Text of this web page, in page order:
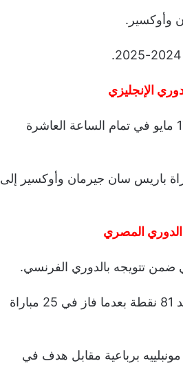
وأوكسير.
الإنجليزي
ومن المقرر أن تنطلق فعاليات المباراة المرتقبة مساء السبت 17 مايو في تمام الساعة العاشرة
باريس سان جيرمان وأوكسير إلى
المصري
ضمن تتويجه بالدوري الفرنسي.
بينما يدخل البي أس جي المباراة وهو يحتل صدارة الجدول برصيد 81 نقطة بعدما فاز في 25 مباراة
برباعية مقابل هدف في